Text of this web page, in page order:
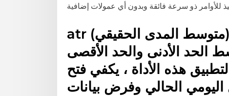
atr (متوسط المدى الحقيقي) هو المؤشر الأبسط والأكثر
الأدنى والحد الأقصى
هذه الأداة ، يكفي فتح